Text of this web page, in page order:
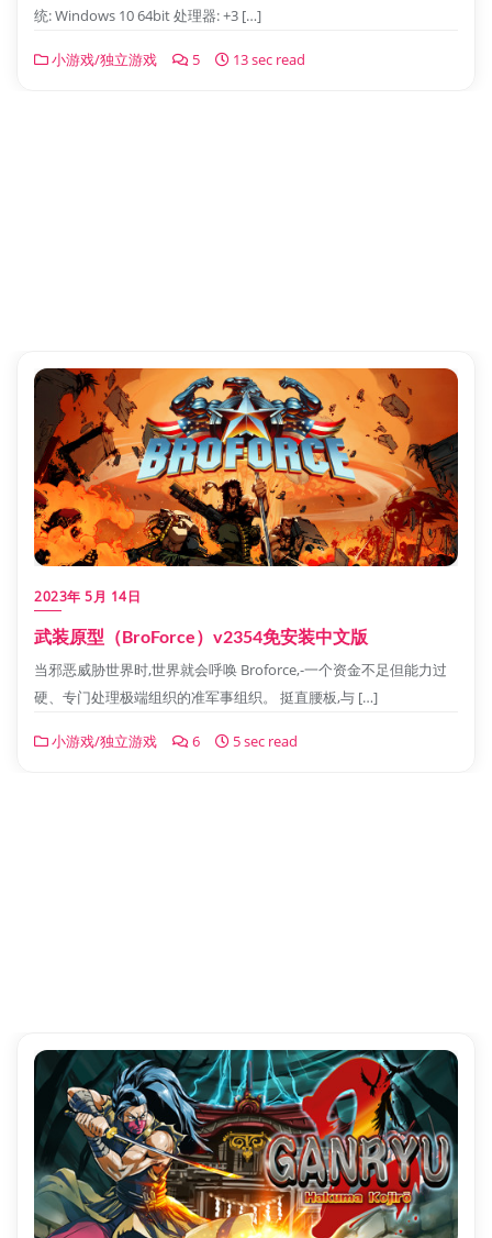
统: Windows 10 64bit 处理器: +3 […]
小游戏/独立游戏 5 13 sec read
2023年 5月 14日
武装原型（BroForce）v2354免安装中文版
当邪恶威胁世界时,世界就会呼唤 Broforce,-一个资金不足但能力过
硬、专门处理极端组织的准军事组织。 挺直腰板,与 […]
小游戏/独立游戏 6 5 sec read